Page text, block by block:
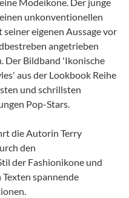
unkonventionellen
eigenen Aussage vor
angetrieben
Der Bildband 'Ikonische
aus der Lookbook Reihe
und schrillsten
Pop-Stars.
die Autorin Terry
den
der Fashionikone und
spannende